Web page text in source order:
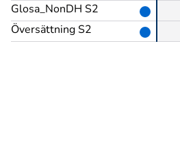
Glosa_NonDH S2
Översättning S2